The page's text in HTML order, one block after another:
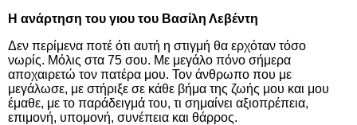
H ανάρτηση του γιου του Βασίλη Λεβέντη
Δεν περίμενα ποτέ ότι αυτή η στιγμή θα ερχόταν τόσο
νωρίς. Μόλις στα 75 σου. Με μεγάλο πόνο σήμερα
αποχαιρετώ τον πατέρα μου. Τον άνθρωπο που με
μεγάλωσε, με στήριξε σε κάθε βήμα της ζωής μου και μου
έμαθε, με το παράδειγμά του, τι σημαίνει αξιοπρέπεια,
επιμονή, υπομονή, συνέπεια και θάρρος.